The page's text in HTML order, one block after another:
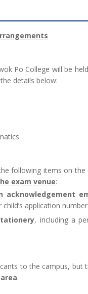
Po College will be
details below:
following items on the
exam venue:
application
, including a
to the campus, but
.